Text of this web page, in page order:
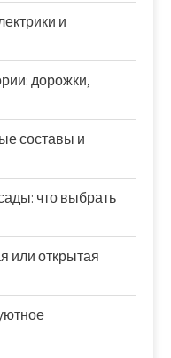
и
дорожки,
составы и
что выбрать
или открытая